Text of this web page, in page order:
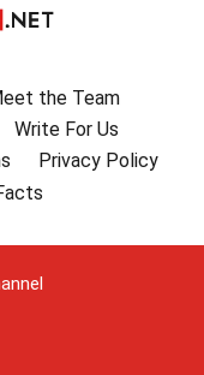
the Team
Write For Us
Privacy Policy